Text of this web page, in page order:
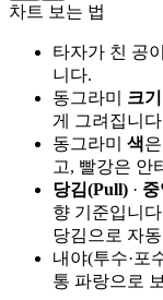
차트 보는 법
타자가 친 공
니다.
동그라미 크기
게 그려집니
동그라미 색
고, 빨강은 안
당김(Pull) ·
향 기준입니
당김으로 자
내야(투수·포
통 파랑으로